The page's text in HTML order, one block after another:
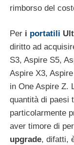
rimborso del
Per i portatili
diritto ad
S3, Aspire S5,
Aspire X3,
in One Aspire Z.
quantità di paesi
particolarmente
aver timore di
upgrade, difatti,